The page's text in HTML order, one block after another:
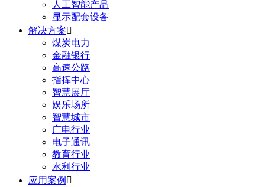
人工智能产品
显示配套设备
解决方案
煤炭电力
金融银行
高速公路
指挥中心
智慧展厅
娱乐场所
智慧城市
广电行业
电子通讯
教育行业
水利行业
应用案例 